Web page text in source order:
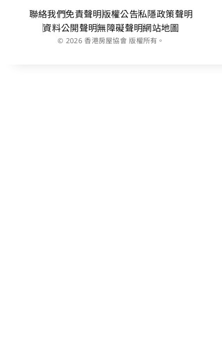
聯絡我們免責聲明版權公告私隱政策聲明
資料公開聲明無障礙聲明網站地圖
© 2026 香港房屋協會 版權所有。